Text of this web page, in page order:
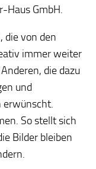
Haus GmbH.
die von den
immer weiter
die dazu
und
erwünscht.
So stellt sich
Bilder bleiben